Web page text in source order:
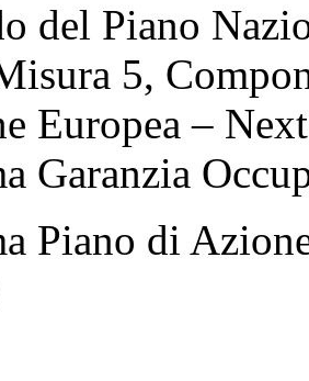
del Piano
5,
Europea –
Garanzia
Piano di